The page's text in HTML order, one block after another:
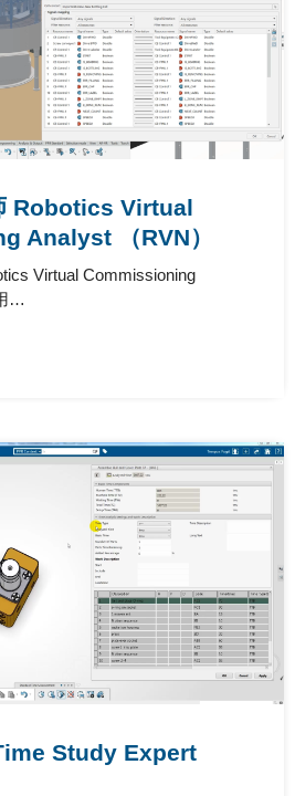
Robotics Virtual
Analyst （RVN）
Virtual Commissioning
…
Study Expert